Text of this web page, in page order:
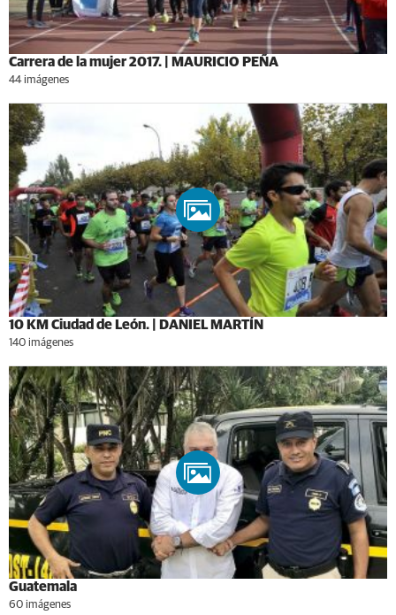
Carrera de la mujer 2017. | MAURICIO PEÑA
44 imágenes
10 KM Ciudad de León. | DANIEL MARTÍN
140 imágenes
Guatemala
60 imágenes